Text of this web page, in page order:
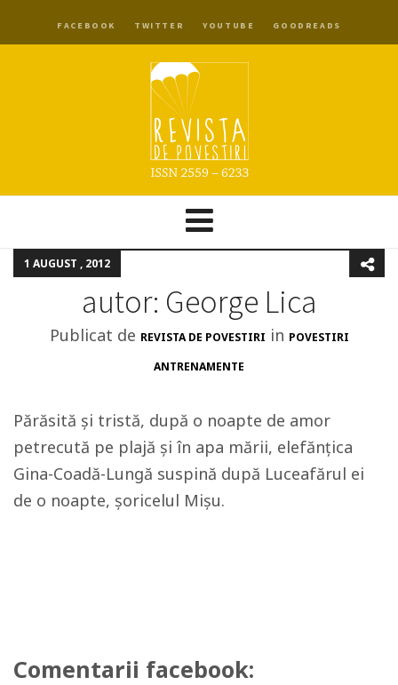
FACEBOOK TWITTER YOUTUBE GOODREADS
1 AUGUST , 2012
autor: George Lica
Publicat de REVISTA DE POVESTIRI in POVESTIRI
ANTRENAMENTE
Părăsită și tristă, după o noapte de amor
petrecută pe plajă și în apa mării, elefănțica
Gina-Coadă-Lungă suspină după Luceafărul ei
de o noapte, șoricelul Mișu.
Comentarii facebook: